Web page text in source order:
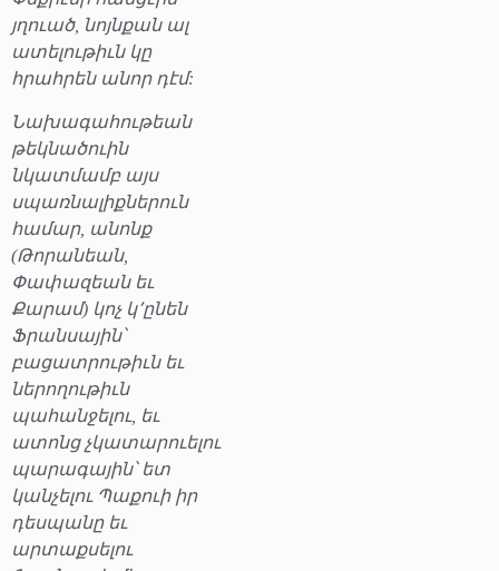
յղուած, նոյնքան ալ
ատելութիւն կը
հրահրեն անոր դէմ:
Նախագահութեան
թեկնածուին
նկատմամբ այս
սպառնալիքներուն
համար, անոնք
(Թորանեան,
Փափազեան եւ
Քարամ) կոչ կ՚ընեն
Ֆրանսային՝
բացատրութիւն եւ
ներողութիւն
պահանջելու, եւ
ատոնց չկատարուելու
պարագային՝ ետ
կանչելու Պաքուի իր
դեսպանը եւ
արտաքսելու